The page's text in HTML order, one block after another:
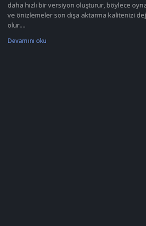
daha hızlı bir versiyon oluşturur, böylece
ve önizlemeler son dışa aktarma kalitenizi
olur....
Devamını oku